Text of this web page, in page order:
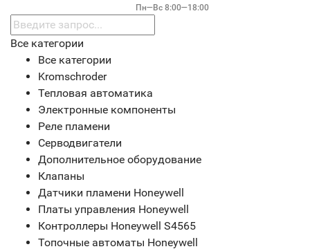
Пн—Вс 8:00—18:00
Все категории
Все категории
Kromschroder
Тепловая автоматика
Электронные компоненты
Реле пламени
Серводвигатели
Дополнительное оборудование
Клапаны
Датчики пламени Honeywell
Платы управления Honeywell
Контроллеры Honeywell S4565
Топочные автоматы Honeywell